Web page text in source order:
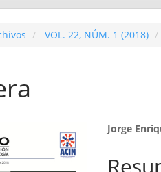
VOL. 22, NÚM. 1 (2018)
Jorge